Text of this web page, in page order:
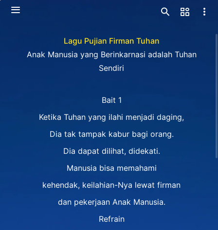
Lagu Pujian Firman Tuhan
Anak Manusia yang Berinkarnasi adalah Tuhan
Sendiri
Bait 1
Ketika Tuhan yang ilahi menjadi daging,
Dia tak tampak kabur bagi orang.
Dia dapat dilihat, didekati.
Manusia bisa memahami
kehendak, keilahian-Nya lewat firman
dan pekerjaan Anak Manusia.
Refrain